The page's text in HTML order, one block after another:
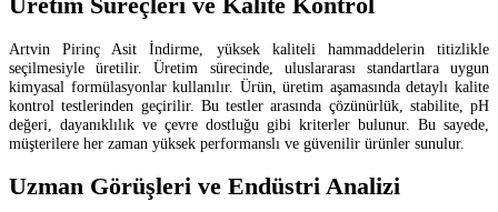
Üretim Süreçleri ve Kalite Kontrol
Artvin Pirinç Asit İndirme, yüksek kaliteli hammaddelerin titizlikle
seçilmesiyle üretilir. Üretim sürecinde, uluslararası standartlara uygun
kimyasal formülasyonlar kullanılır. Ürün, üretim aşamasında detaylı kalite
kontrol testlerinden geçirilir. Bu testler arasında çözünürlük, stabilite, pH
değeri, dayanıklılık ve çevre dostluğu gibi kriterler bulunur. Bu sayede,
müşterilere her zaman yüksek performanslı ve güvenilir ürünler sunulur.
Uzman Görüşleri ve Endüstri Analizi